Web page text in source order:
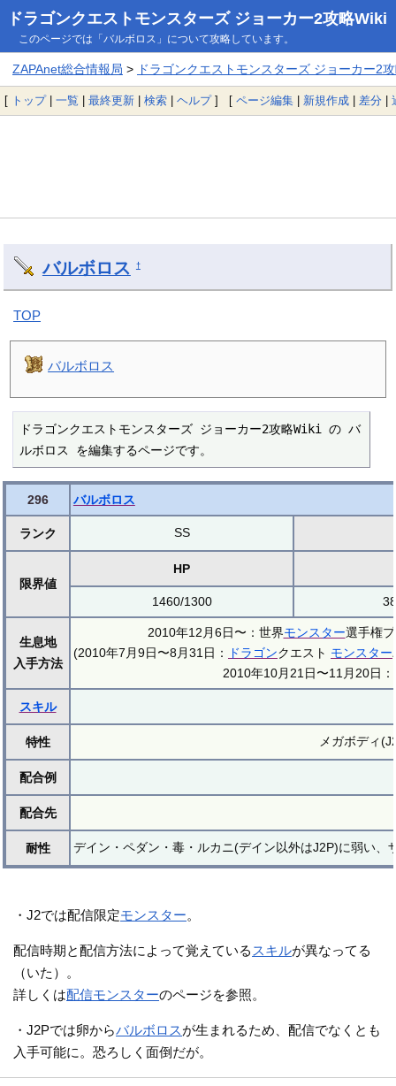
ドラゴンクエストモンスターズ ジョーカー2攻略Wiki
このページでは「バルボロス」について攻略しています。
ZAPAnet総合情報局 > ドラゴンクエストモンスターズ ジョーカー2
[ トップ| 一覧 | 最終更新 | 検索 | ヘルプ] [ ページ編集 | 新規作成 | 差分 |
バルボロス †
TOP
バルボロス
ドラゴンクエストモンスターズ ジョーカー2攻略Wiki の バ
ルボロス を編集するページです。
296 バルボロス
ランク SS
限界値
HP
1460/1300
生息地
入手方法
2010年12月6日〜：世界モンスター選手権
(2010年7月9日〜8月31日：
ドラゴンクエスト モンスター
2010年10月21日〜11月20日
スキル
特性 メガボディ
配合例
配合先
耐性 デイン・ペダン・毒・ルカニ(デイン以外はJ2P)に弱い
・J2では配信限定モンスター。
配信時期と配信方法によって覚えているスキルが異なってる
（いた）。
詳しくは配信モンスターのページを参照。
・J2Pでは卵からバルボロスが生まれるため、配信でなくとも
入手可能に。恐ろしく面倒だが。